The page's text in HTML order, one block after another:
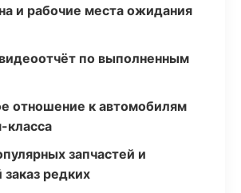
и рабочие места ожидания
по выполненным
отношение к автомобилям
класса
запчастей и
редких